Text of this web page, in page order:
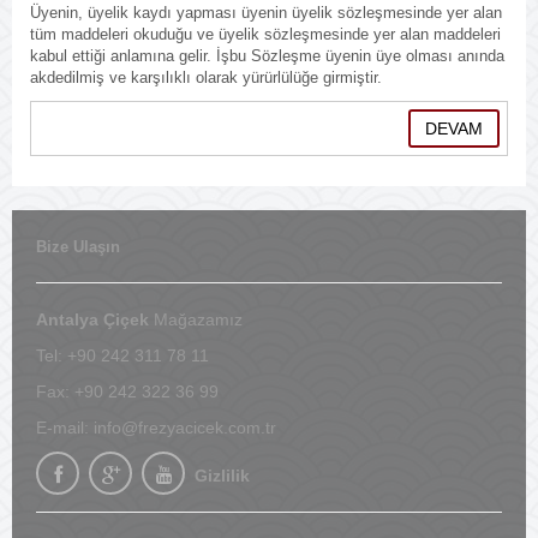
Üyenin, üyelik kaydı yapması üyenin üyelik sözleşmesinde yer alan
tüm maddeleri okuduğu ve üyelik sözleşmesinde yer alan maddeleri
kabul ettiği anlamına gelir. İşbu Sözleşme üyenin üye olması anında
akdedilmiş ve karşılıklı olarak yürürlülüğe girmiştir.
DEVAM
Bize Ulaşın
Antalya Çiçek Mağazamız
Tel: +90 242 311 78 11
Fax: +90 242 322 36 99
E-mail: info@frezyacicek.com.tr
Gizlilik